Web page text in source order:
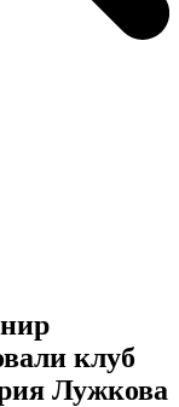
клуб
Лужкова